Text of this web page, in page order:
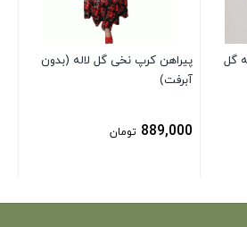
گل
پیراهن کرپ نخی گل لاله (بدون
آبرفت)
889,000 تومان